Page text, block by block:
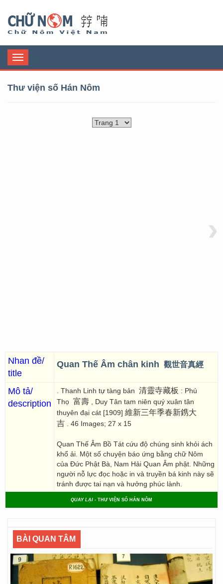
Toggle
navigation
Thư viện số Hán Nôm
›
Nhan đề/
title
Quan Thế Âm chân kinh 觀世音真經
Mô tả/
description
. Thanh Linh tự tàng bản 清靈寺藏板 : Phú
Thọ 富壽 , Duy Tân tam niên quý xuân tân
thuyên đại cát [1909] 維新三年季春新鎸大
吉 . 46 Images; 27 x 15
Quan Thế Âm Bồ Tát cứu độ chúng sinh khỏi ách
khổ ải. Một số chuyện báo ứng bằng chữ Nôm
của Đức Phật Bà, Nam Hải Quan Âm phật. Những
người nỗ lực đọc hoặc in và truyền bá kinh này sẽ
tránh được tai nạn và hưởng phúc lành.
QUAY LẠI - THƯ VIỆN SỐ HÁN NÔM
BÀI QUAN TÂM